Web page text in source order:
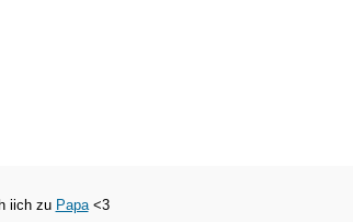
iich zu Papa<3